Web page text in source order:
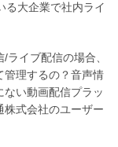
る大企業で社内ライ
イブ配信の場合、
管理するの？音声情
い動画配信プラッ
株式会社のユーザー